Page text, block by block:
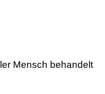
Mensch behandelt